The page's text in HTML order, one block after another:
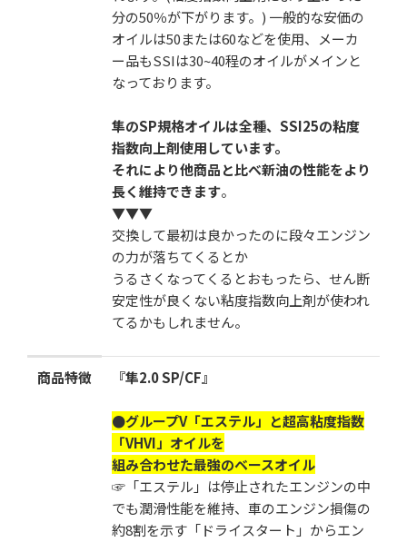
分の50％が下がります。) 一般的な安価の
オイルは50または60などを使用、メーカ
ー品もSSIは30~40程のオイルがメインと
なっております。
隼のSP規格オイルは全種、SSI25の粘度
指数向上剤使用しています。
それにより他商品と比べ新油の性能をより
長く維持できます。
▼▼▼
交換して最初は良かったのに段々エンジン
の力が落ちてくるとか
うるさくなってくるとおもったら、せん断
安定性が良くない粘度指数向上剤が使われ
てるかもしれません。
商品特徴 『隼2.0 SP/CF』
●グループV「エステル」と超高粘度指数
「VHVI」オイルを
組み合わせた最強のベースオイル
☞「エステル」は停止されたエンジンの中
でも潤滑性能を維持、車のエンジン損傷の
約8割を示す「ドライスタート」からエン